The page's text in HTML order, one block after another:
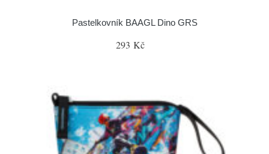
Pastelkovník BAAGL Dino GRS
293 Kč